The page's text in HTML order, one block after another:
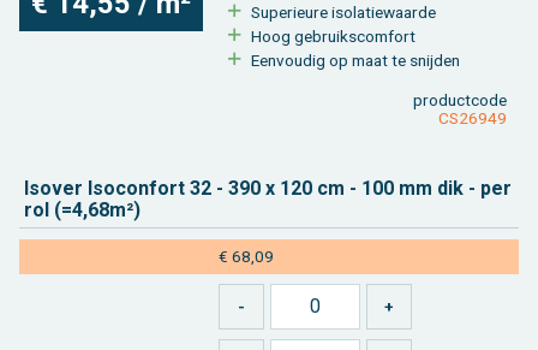
Su­pe­ri­eu­re iso­la­tie­waar­de
Hoog ge­bruiks­com­fort
Een­vou­dig op maat te snij­den
product­code
CS26949
Is­over Iso­con­fort 32 - 390 x 120 cm - 100 mm dik - per
rol (=4,68m²)
€ 68,09